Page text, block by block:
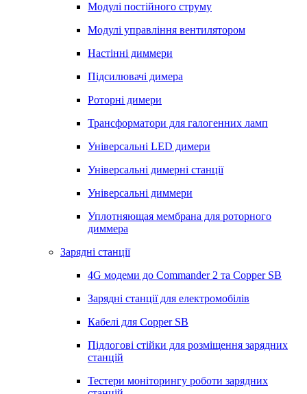
Модулі постійного струму
Модулі управління вентилятором
Настінні диммери
Підсилювачі димера
Роторні димери
Трансформатори для галогенних ламп
Універсальні LED димери
Універсальні димерні станції
Універсальні диммери
Уплотняющая мембрана для роторного
диммера
Зарядні станції
4G модеми до Commander 2 та Copper SB
Зарядні станції для електромобілів
Кабелі для Copper SB
Підлогові стійки для розміщення зарядних
станцій
Тестери моніторингу роботи зарядних